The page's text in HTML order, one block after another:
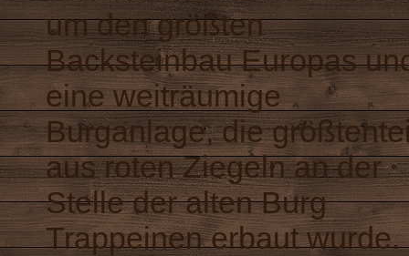
um den größten
Backsteinbau Europas
eine weiträumige
Burganlage, die
aus roten Ziegeln an der
Stelle der alten Burg
Trappeinen erbaut wurde.